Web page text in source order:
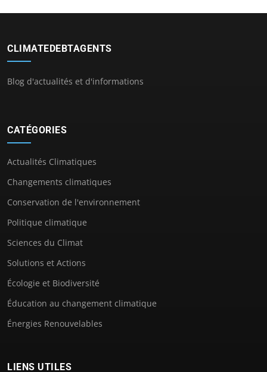
CLIMATEDEBTAGENTS
Blog d'actualités et d'informations
CATÉGORIES
Actualités Climatiques
Changements climatiques
Conservation de l'environnement
Politique climatique
Sciences du Climat
Solutions et Actions
Écologie et Biodiversité
Éducation au changement climatique
Énergies Renouvelables
LIENS UTILES